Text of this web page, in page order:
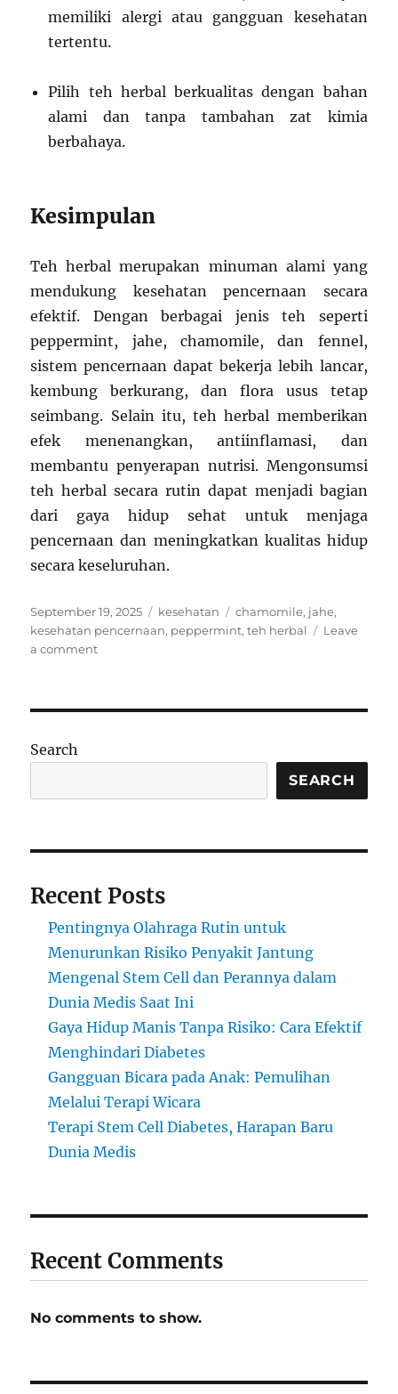
memiliki alergi atau gangguan kesehatan
tertentu.
Pilih teh herbal berkualitas dengan bahan
alami dan tanpa tambahan zat kimia
berbahaya.
Kesimpulan
Teh herbal merupakan minuman alami yang
mendukung kesehatan pencernaan secara
efektif. Dengan berbagai jenis teh seperti
peppermint, jahe, chamomile, dan fennel,
sistem pencernaan dapat bekerja lebih lancar,
kembung berkurang, dan flora usus tetap
seimbang. Selain itu, teh herbal memberikan
efek menenangkan, antiinflamasi, dan
membantu penyerapan nutrisi. Mengonsumsi
teh herbal secara rutin dapat menjadi bagian
dari gaya hidup sehat untuk menjaga
pencernaan dan meningkatkan kualitas hidup
secara keseluruhan.
Posted
on
September 19, 2025 Categories
kesehatan Tags
chamomile, jahe,
kesehatan pencernaan, peppermint,teh herbal
Leave
a commenton
Pencernaan
Search
SEARCH
Recent Posts
Pentingnya Olahraga Rutin untuk
Menurunkan Risiko Penyakit Jantung
Mengenal Stem Cell dan Perannya dalam
Dunia Medis Saat Ini
Gaya Hidup Manis Tanpa Risiko: Cara Efektif
Menghindari Diabetes
Gangguan Bicara pada Anak: Pemulihan
Melalui Terapi Wicara
Terapi Stem Cell Diabetes, Harapan Baru
Dunia Medis
Recent Comments
No comments to show.